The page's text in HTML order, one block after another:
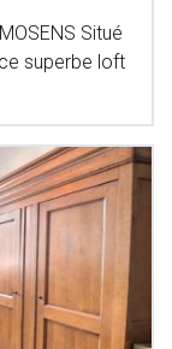
Situé
superbe loft